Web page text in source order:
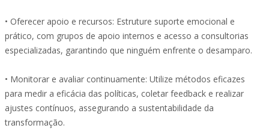
• Oferecer apoio e recursos: Estruture suporte emocional e
prático, com grupos de apoio internos e acesso a consultorias
especializadas, garantindo que ninguém enfrente o desamparo.
• Monitorar e avaliar continuamente: Utilize métodos eficazes
para medir a eficácia das políticas, coletar feedback e realizar
ajustes contínuos, assegurando a sustentabilidade da
transformação.